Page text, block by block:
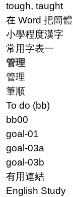
tough, taught
在 Word 把簡
小學程度漢字
常用字表一
管理
管理
筆順
To do (bb)
bb00
goal-01
goal-03a
goal-03b
有用連結
English Study